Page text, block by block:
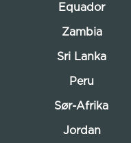
Equador
Zambia
Sri Lanka
Peru
Sør-Afrika
Jordan